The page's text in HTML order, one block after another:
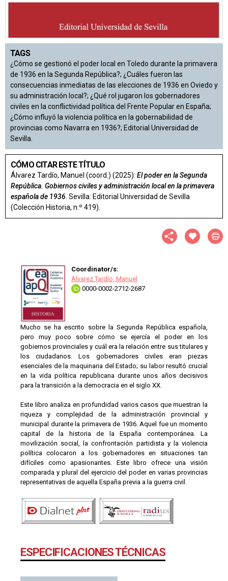
TAGS
¿Cómo se gestionó el poder local en Toledo durante la primavera
de 1936 en la Segunda República?; ¿Cuáles fueron las
consecuencias inmediatas de las elecciones de 1936 en Oviedo y
su administración local?; ¿Qué rol jugaron los gobernadores
civiles en la conflictividad política del Frente Popular en España;
¿Cómo influyó la violencia política en la gobernabilidad de
provincias como Navarra en 1936?; Editorial Universidad de
Sevilla.
CÓMO CITAR ESTE TÍTULO
Álvarez Tardío, Manuel (coord.) (2025): El poder en la Segunda
República. Gobiernos civiles y administración local en la primavera
española de 1936 . Sevilla: Editorial Universidad de Sevilla
(Colección Historia, n.º 419).
Coordinator/s:
Álvarez Tardío, Manuel
0000-0002-2712-2687
Mucho se ha escrito sobre la Segunda República española,
pero muy poco sobre cómo se ejercía el poder en los
gobiernos provinciales y cuál era la relación entre sus titulares y
los ciudadanos. Los gobernadores civiles eran piezas
esenciales de la maquinaria del Estado; su labor resultó crucial
en la vida política republicana durante unos años decisivos
para la transición a la democracia en el siglo XX.
Este libro analiza en profundidad varios casos que muestran la
riqueza y complejidad de la administración provincial y
municipal durante la primavera de 1936. Aquel fue un momento
capital de la historia de la España contemporánea. La
movilización social, la confrontación partidista y la violencia
política colocaron a los gobernadores en situaciones tan
difíciles como apasionantes. Este libro ofrece una visión
comparada y plural del ejercicio del poder en varias provincias
representativas de aquella España previa a la guerra civil.
ESPECIFICACIONES TÉCNICAS